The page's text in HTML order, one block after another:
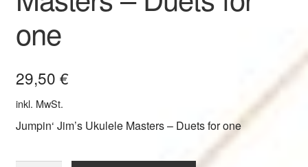
one
29,50 €
inkl. MwSt.
Jumpin‘ Jim’s Ukulele Masters – Duets for one